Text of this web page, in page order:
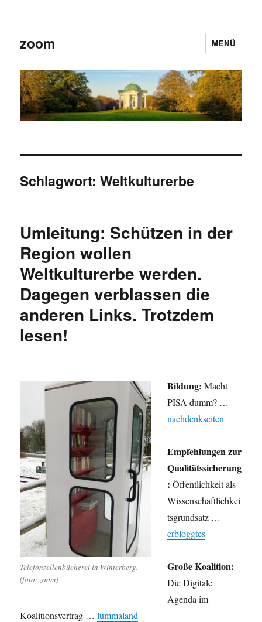
zoom MENÜ
Schlagwort:Weltkulturerbe
Umleitung: Schützen in der
Region wollen
Weltkulturerbe werden.
Dagegen verblassen die
anderen Links. Trotzdem
lesen!
Telefonzellenbücherei in Winterberg.
(foto: zoom)
Bildung: Macht
PISA dumm? …
nachdenkseiten
Empfehlungen zur
Qualitätssicherung
: Öffentlichkeit als
Wissenschaftlichkei
tsgrundsatz …
erbloggtes
Große Koalition:
Die Digitale
Agenda im
Koalitionsvertrag …lummaland